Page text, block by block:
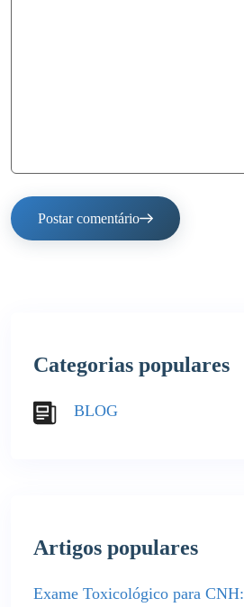
Postar comentário
Categorias populares
BLOG
Artigos populares
Exame Toxicológico para